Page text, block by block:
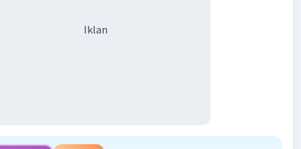
Iklan